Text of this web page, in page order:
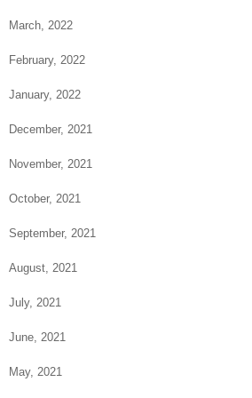
March, 2022
February, 2022
January, 2022
December, 2021
November, 2021
October, 2021
September, 2021
August, 2021
July, 2021
June, 2021
May, 2021